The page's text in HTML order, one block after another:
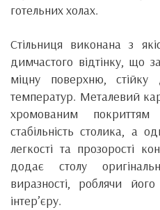
готельних холах.
Стільниця виконана з
димчастого відтінку, що
міцну поверхню,
температур. Металевий
хромованим покриттям
стабільність столика, а
легкості та прозорості
додає столу
виразності, роблячи
інтер’єру.